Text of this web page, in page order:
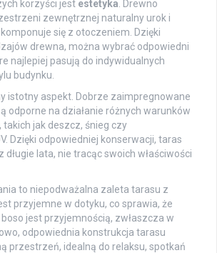
korzyści jest estetyka . Drewno
zewnętrznej naturalny urok i
komponuje się z otoczeniem. Dzięki
drewna, można wybrać odpowiedni
najlepiej pasują do indywidualnych
budynku.
istotny aspekt. Dobrze zaimpregnowane
odporne na działanie różnych warunków
jak deszcz, śnieg czy
Dzięki odpowiedniej konserwacji, taras
długie lata, nie tracąc swoich właściwości
to niepodważalna zaleta tarasu z
przyjemne w dotyku, co sprawia, że
jest przyjemnością, zwłaszcza w
odpowiednia konstrukcja tarasu
przestrzeń, idealną do relaksu, spotkań